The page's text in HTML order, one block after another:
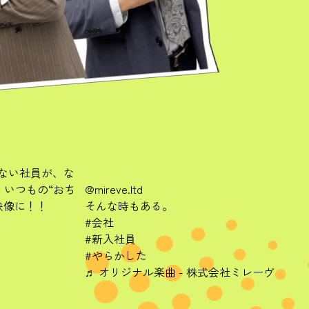
い社員が、な
いつもの“おち
に！！
@mireve.ltd
そんな時もある。
#会社
#新入社員
#やらかした
♬ オリジナル楽曲 - 株式会社ミレーヴ